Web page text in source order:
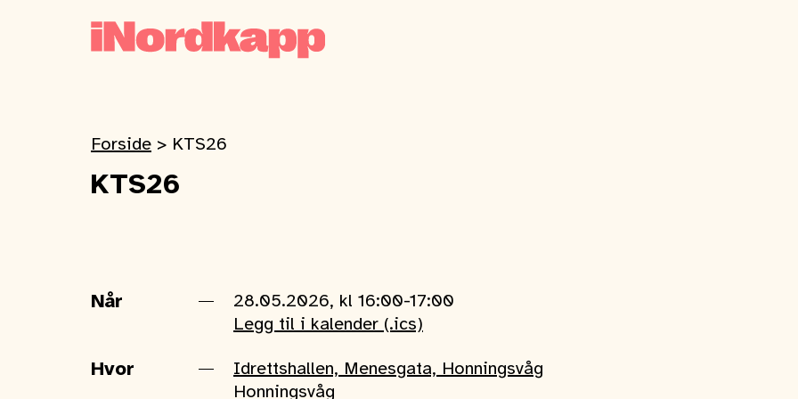
Forside > KTS26
KTS26
Når
28.05.2026, kl 16:00-17:00
Legg til i kalender (.ics)
Hvor
Idrettshallen, Menesgata, Honningsvåg
Honningsvåg